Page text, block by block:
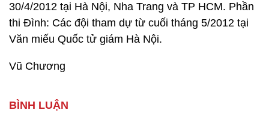
30/4/2012 tại Hà Nội, Nha Trang và TP HCM. Phần
thi Đình: Các đội tham dự từ cuối tháng 5/2012 tại
Văn miếu Quốc tử giám Hà Nội.
Vũ Chương